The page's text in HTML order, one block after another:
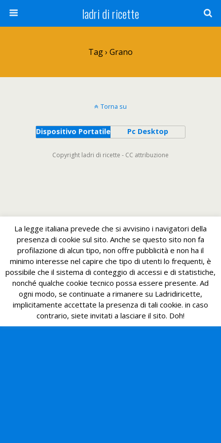
ladri di ricette
Tag › Grano
Torna su
Dispositivo Portatile Pc Desktop
Copyright ladri di ricette - CC attribuzione
La legge italiana prevede che si avvisino i navigatori della
presenza di cookie sul sito. Anche se questo sito non fa
profilazione di alcun tipo, non offre pubblicità e non ha il
minimo interesse nel capire che tipo di utenti lo frequenti, è
possibile che il sistema di conteggio di accessi e di statistiche,
nonché qualche cookie tecnico possa essere presente. Ad
ogni modo, se continuate a rimanere su Ladridiricette,
implicitamente accettate la presenza di tali cookie. in caso
contrario, siete invitati a lasciare il sito. Doh!